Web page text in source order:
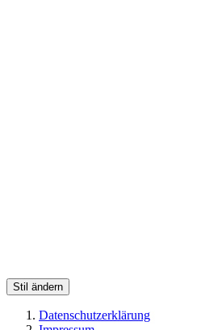
Stil ändern
Datenschutzerklärung